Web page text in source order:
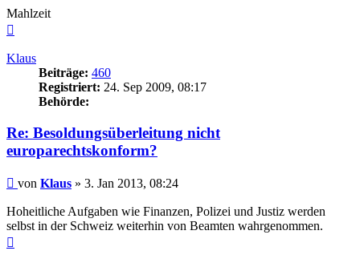
Mahlzeit
Klaus
Beiträge: 460
Registriert: 24. Sep 2009, 08:17
Behörde:
Re: Besoldungsüberleitung nicht
europarechtskonform?
Beitrag
von Klaus » 3. Jan 2013, 08:24
Hoheitliche Aufgaben wie Finanzen, Polizei und Justiz werden
selbst in der Schweiz weiterhin von Beamten wahrgenommen.